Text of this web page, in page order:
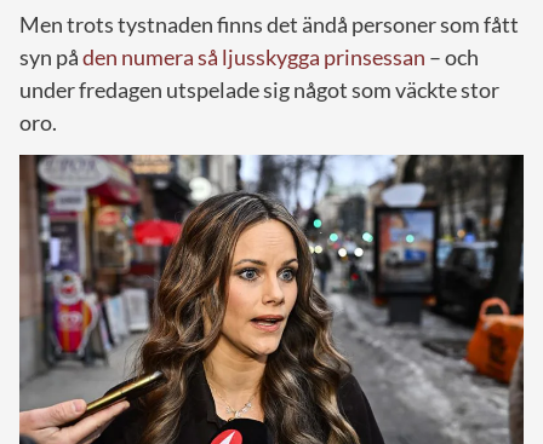
Men trots tystnaden finns det ändå personer som fått
syn påden numera så ljusskygga prinsessan – och
under fredagen utspelade sig något som väckte stor
oro.